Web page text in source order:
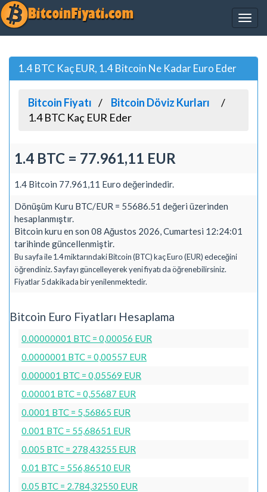
1.4 BTC Kaç EUR, 1.4 Bitcoin Ne Kadar Euro Eder
Bitcoin Fiyatı
Bitcoin Döviz Kurları
1.4 BTC Kaç EUR Eder
1.4 BTC = 77.961,11 EUR
1.4 Bitcoin 77.961,11 Euro değerindedir.
Dönüşüm Kuru BTC/EUR = 55686.51 değeri üzerinden
hesaplanmıştır.
Bitcoin kuru en son 08 Ağustos 2026, Cumartesi 12:24:01
tarihinde güncellenmiştir.
Bu sayfa ile 1.4 miktarındaki Bitcoin (BTC) kaç Euro (EUR) edeceğini
öğrendiniz. Sayfayı güncelleyerek yeni fiyatı da öğrenebilirsiniz.
Fiyatlar 5 dakikada bir yenilenmektedir.
Bitcoin Euro Fiyatları Hesaplama
0.00000001 BTC = 0,00056 EUR
0.0000001 BTC = 0,00557 EUR
0.000001 BTC = 0,05569 EUR
0.00001 BTC = 0,55687 EUR
0.0001 BTC = 5,56865 EUR
0.001 BTC = 55,68651 EUR
0.005 BTC = 278,43255 EUR
0.01 BTC = 556,86510 EUR
0.05 BTC = 2.784,32550 EUR